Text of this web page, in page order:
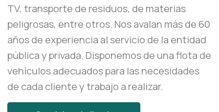
TV, transporte de residuos, de materias
peligrosas, entre otros. Nos avalan más de 60
años de experiencia al servicio de la entidad
pública y privada. Disponemos de una flota de
vehículos adecuados para las necesidades
de cada cliente y trabajo a realizar.